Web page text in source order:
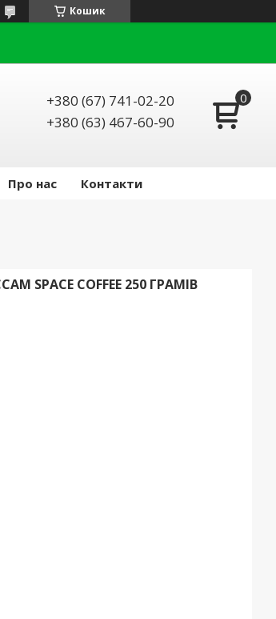
Кошик
+380 (67) 741-02-20
+380 (63) 467-60-90
Про нас Контакти
SPACE COFFEE 250 ГРАМІВ